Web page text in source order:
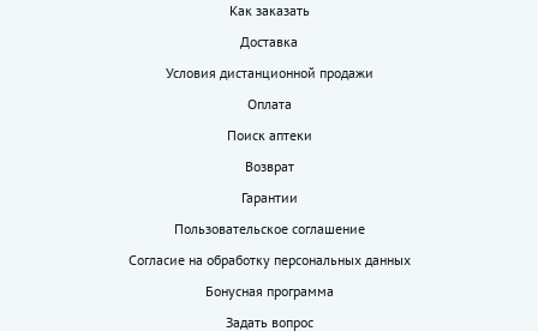
Как заказать
Доставка
Условия дистанционной продажи
Оплата
Поиск аптеки
Возврат
Гарантии
Пользовательское соглашение
Согласие на обработку персональных данных
Бонусная программа
Задать вопрос